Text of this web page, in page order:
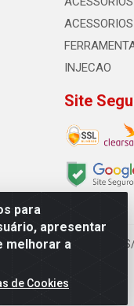
para
apresentar
melhorar a
de Cookies
INJECAO
Site
LTDA - Quadra Qi 23,